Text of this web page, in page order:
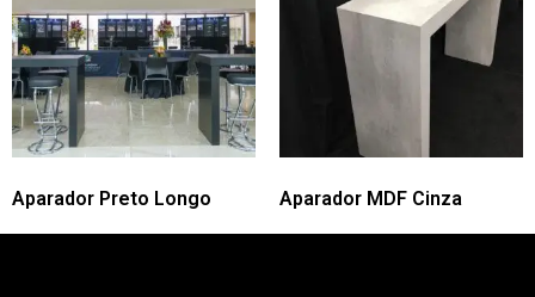
Aparador Preto Longo Aparador MDF Cinza